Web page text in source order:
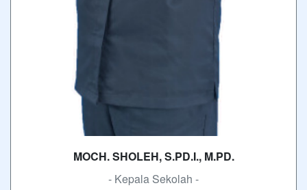
MOCH. SHOLEH, S.PD.I., M.PD.
- Kepala Sekolah -